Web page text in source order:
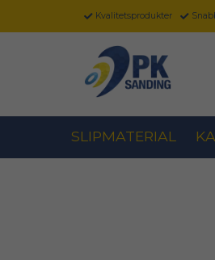
Kvalitetsprodukter
SLIPMATERIAL